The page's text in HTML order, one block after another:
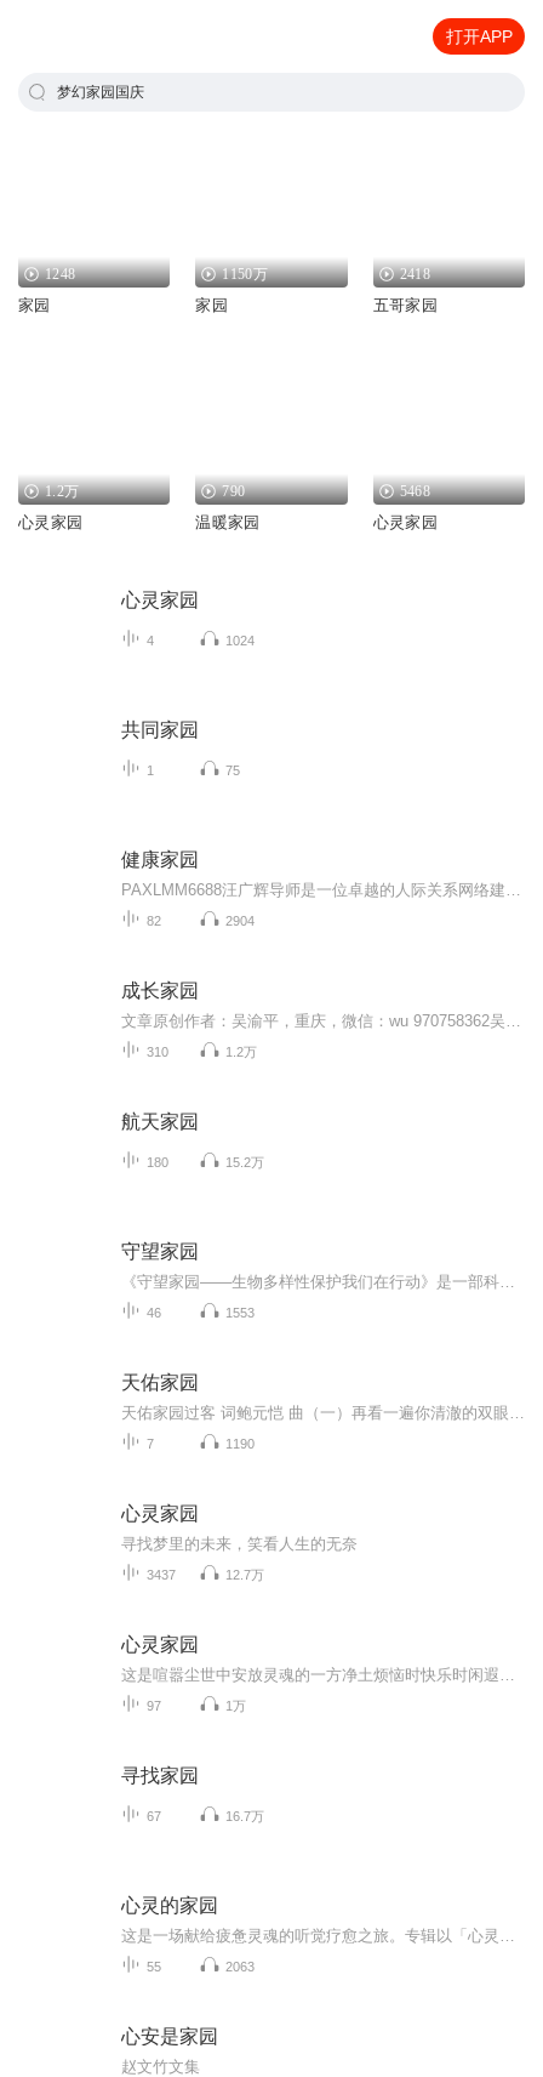
打开APP
梦幻家园国庆
1248
家园
1150万
家园
2418
五哥家园
1.2万
心灵家园
790
温暖家园
5468
心灵家园
心灵家园
4 1024
共同家园
1 75
健康家园
82 2904
成长家园
310 1.2万
航天家园
180 15.2万
守望家园
46 1553
天佑家园
7 1190
心灵家园
寻找梦里的未来，笑看人生的无奈
3437 12.7万
心灵家园
97 1万
寻找家园
67 16.7万
心灵的家园
55 2063
心安是家园
赵文竹文集